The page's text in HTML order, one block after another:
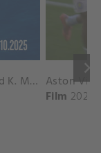
keyboard_arrow_right
A. Krunic and A. Danilina vs. P. Hon and K. Muchova Match Highlights - BEIJING_Capital Group Diamond ( October 02, 2025)
Film 2026